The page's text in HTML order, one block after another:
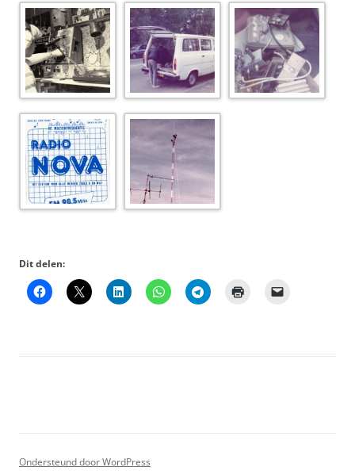
Dit delen:
Ondersteund door WordPress